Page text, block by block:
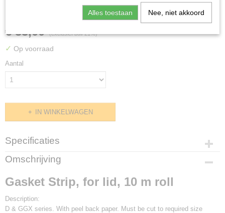
Gasket Strip, for lid, 10 m roll
€ 33,00 (exclusief btw 21%)
✓ Op voorraad
Aantal
IN WINKELWAGEN
Specificaties
Productcode
Omschrijving
Gasket Strip, for lid, 10 m roll
Description:
D & GGX series. With peel back paper. Must be cut to required size
Alles toestaan Nee, niet akkoord